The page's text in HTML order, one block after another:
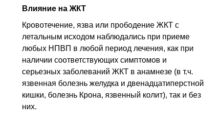
Влияние на ЖКТ
Кровотечение, язва или прободение ЖКТ с
летальным исходом наблюдались при приеме
любых НПВП в любой период лечения, как при
наличии соответствующих симптомов и
серьезных заболеваний ЖКТ в анамнезе (в т.ч.
язвенная болезнь желудка и двенадцатиперстной
кишки, болезнь Крона, язвенный колит), так и без
них.